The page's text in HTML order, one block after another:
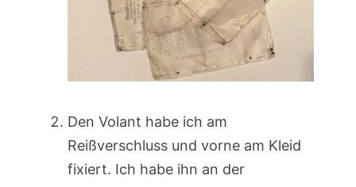
Den Volant habe ich am
Reißverschluss und vorne am Kleid
fixiert. Ich habe ihn an der